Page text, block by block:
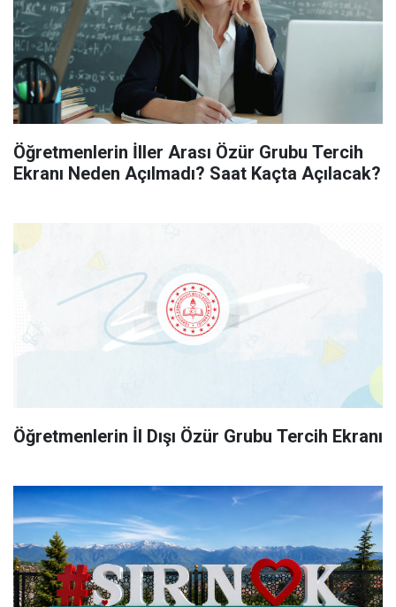
Öğretmenlerin İller Arası Özür Grubu Tercih
Ekranı Neden Açılmadı? Saat Kaçta Açılacak?
Öğretmenlerin İl Dışı Özür Grubu Tercih Ekranı